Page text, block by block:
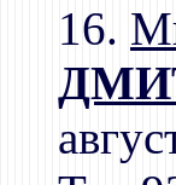
16.